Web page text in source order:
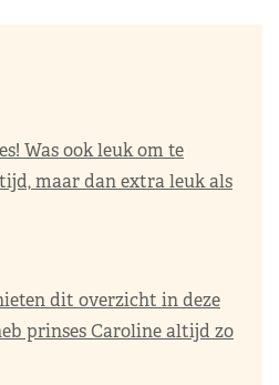
Was ook leuk om te
maar dan extra leuk als
dit overzicht in deze
prinses Caroline altijd zo